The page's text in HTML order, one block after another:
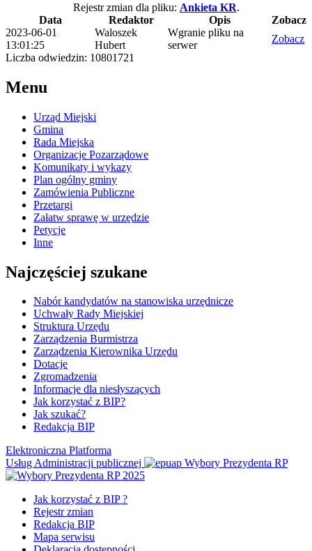
Rejestr zmian dla pliku: Ankieta KR.
Data
Redaktor Opis
Zobacz
2023-06-01
13:01:25
Waloszek
Hubert
Wgranie pliku na
serwer
Zobacz
Liczba odwiedzin: 10801721
Menu
Urząd Miejski
Gmina
Rada Miejska
Organizacje Pozarządowe
Komunikaty i wykazy
Plan ogólny gminy
Zamówienia Publiczne
Przetargi
Załatw sprawę w urzędzie
Petycje
Inne
Najczęściej szukane
Nabór kandydatów na stanowiska urzędnicze
Uchwały Rady Miejskiej
Struktura Urzędu
Zarządzenia Burmistrza
Zarządzenia Kierownika Urzędu
Dotacje
Zgromadzenia
Informacje dla niesłyszących
Jak korzystać z BIP?
Jak szukać?
Redakcja BIP
Elektroniczna Platforma
Usług Administracji publicznej
Wybory Prezydenta RP
Jak korzystać z BIP ?
Rejestr zmian
Redakcja BIP
Mapa serwisu